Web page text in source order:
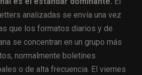
analizadas se envía una vez
que los formatos diarios y de
se concentran en un grupo más
normalmente boletines
o de alta frecuencia. El viernes